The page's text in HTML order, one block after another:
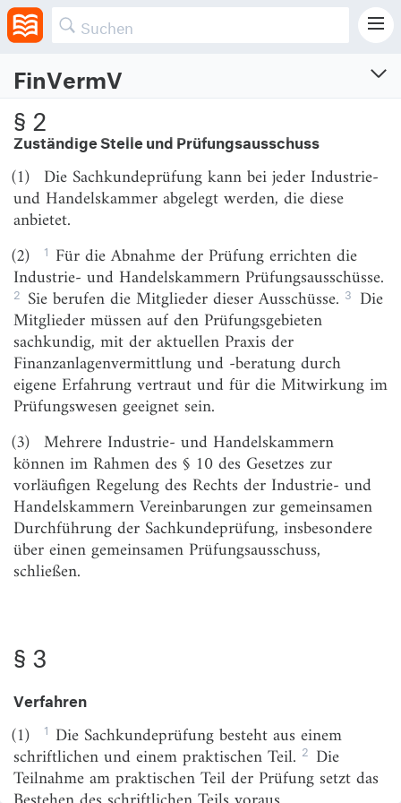
FinVermV
Verordnung über die Finanzanlagenvermittlung
Zuletzt geändert am 11.12.2024 (BGBl. I S. Nr. 411)
Abschnitt 1
Sachkundenachweis
§ 1
Sachkundeprüfung
§ 2
Zuständige Stelle und Prüfungsausschuss
§ 3
Verfahren
§ 4
Gleichstellung anderer Berufsqualifikationen
§ 5
Anerkennung von ausländischen
Berufsbefähigungsnachweisen im Rahmen der
Niederlassungsfreiheit
Abschnitt 2
Vermittlerregister
§ 6
Angaben zur Speicherung im Vermittlerregister
Abschnitt 3
§ 10
Anzeigepflicht des Versicherungsunternehmens
Abschnitt 4
Anlage 1.
§ 2
Zuständige Stelle und Prüfungsausschuss
(1) Die Sachkundeprüfung kann bei jeder Industrie-
und Handelskammer abgelegt werden, die diese
anbietet.
(2)
1 Für die Abnahme der Prüfung errichten die
Industrie- und Handelskammern Prüfungsausschüsse.
2 Sie berufen die Mitglieder dieser Ausschüsse. 3 Die
Mitglieder müssen auf den Prüfungsgebieten
sachkundig, mit der aktuellen Praxis der
Finanzanlagenvermittlung und -beratung durch
eigene Erfahrung vertraut und für die Mitwirkung im
Prüfungswesen geeignet sein.
(3) Mehrere Industrie- und Handelskammern
können im Rahmen des § 10 des Gesetzes zur
vorläufigen Regelung des Rechts der Industrie- und
Handelskammern Vereinbarungen zur gemeinsamen
Durchführung der Sachkundeprüfung, insbesondere
über einen gemeinsamen Prüfungsausschuss,
schließen.
§ 3
Verfahren
(1) 1 Die Sachkundeprüfung besteht aus einem
schriftlichen und einem praktischen Teil. 2 Die
Teilnahme am praktischen Teil der Prüfung setzt das